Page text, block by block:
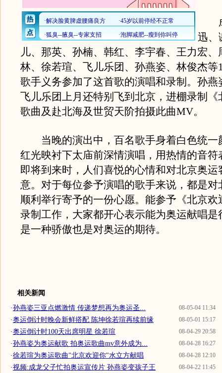
成
迅、
儿、那英、孙楠、韩红、李宇春、王力宏、
林、徐若瑄、飞儿乐团、孙燕姿、林俊杰等
歌手义务参加了这首歌的演唱和录制。孙燕
飞儿乐团上月还特别飞到北京，进棚录制《
歌曲及赴北海及世贸天阶拍摄此曲MV。
当晚的演出中，百名歌手身着白色统一
红光映衬下太庙前深情演唱，用热情的音符
即将到来时，人们喜悦的心情和对北京奥运
意。对于每位参予演唱的歌手来说，都是对
顺利举行寄予的一份心愿。能参予《北京欢
录制工作，大家都开心表示能为奥运献唱是
是一种骄傲也是对奥运的期待。
相关新闻
08-05-04 11:34
·孙燕姿三亚点燃激情 传递梦想再为奥运圣...
08-05-01 15:17
·奥运倒计时晚会新鲜搭配 陈坤徐若瑄再续前缘
08-04-29 20:58
·奥运倒计时100天出席明星 徐若瑄
08-04-28 16:27
·孙燕姿为奥运献歌 拍奥运歌曲mv意外成为...
08-04-28 12:10
·徐若瑄为奥运歌曲"北京欢迎你"水立方献唱
08-04-22 11:45
·视频:成龙父子忙拍奥运宣传片 孙燕姿变孩子王